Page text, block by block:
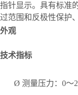
指针显示。具有标准
过范围和反极性保护
外观
技术指标
Ø 测量压力： 0～